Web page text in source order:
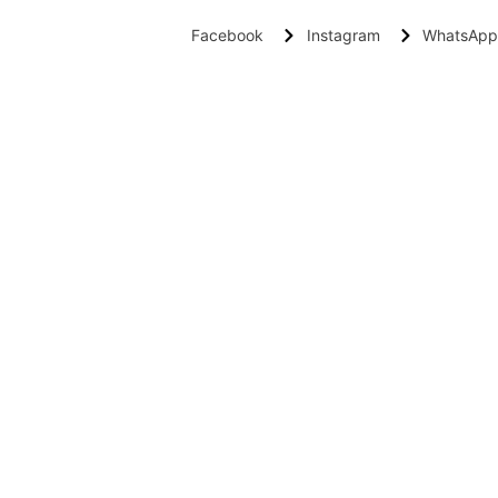
Facebook Instagram WhatsApp